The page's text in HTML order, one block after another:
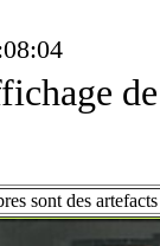
sont des